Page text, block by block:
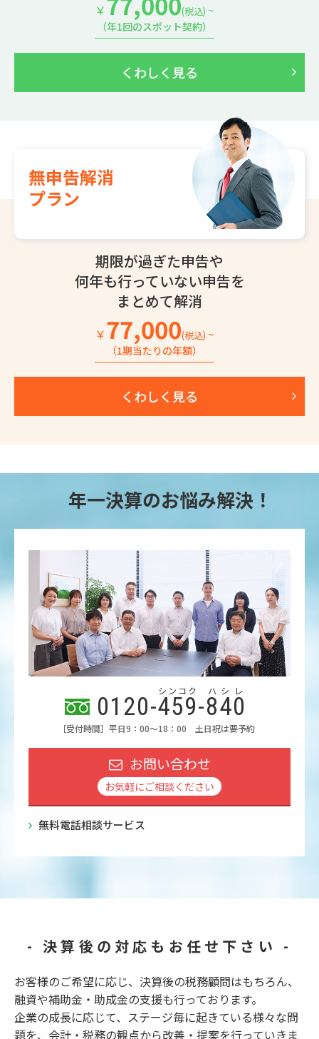
￥ (税込) ~
（年1回のスポット契約）
くわしく見る
無申告解消
プラン
期限が過ぎた申告や
何年も行っていない申告を
まとめて解消
￥77,000(税込) ~
（1期当たりの年額）
くわしく見る
年一決算のお悩み解決！
0120-459
シンコク
-840
ハシレ
［受付時間］平日9：00～18：00 土日祝は要予約
お問い合わせ
お気軽にご相談ください
無料電話相談サービス
- 決算後の対応もお任せ下さい -
お客様のご希望に応じ、決算後の税務顧問はもちろん、
融資や補助金・助成金の支援も行っております。
企業の成長に応じて、ステージ毎に起きている様々な問
題を、会計・税務の観点から改善・提案を行っていきま